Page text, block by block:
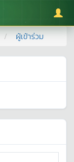
ผู้เข้าร่วม